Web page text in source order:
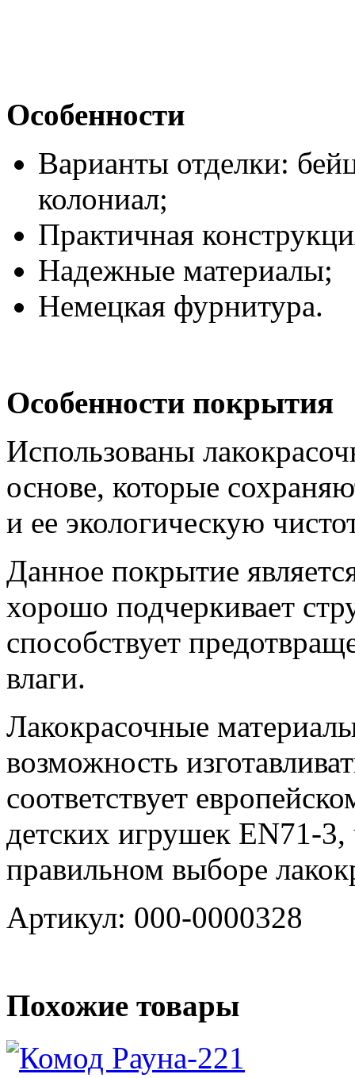
Особенности
Варианты отделки:
колониал;
Практичная
Надежные материалы;
Немецкая фурнитура.
Особенности покрытия
Использованы
основе, которые
и ее экологическую
Данное покрытие
хорошо подчеркивает
способствует
влаги.
Лакокрасочные
возможность
соответствует
детских игрушек EN71-3,
правильном выборе
Артикул: 000-0000328
Похожие товары